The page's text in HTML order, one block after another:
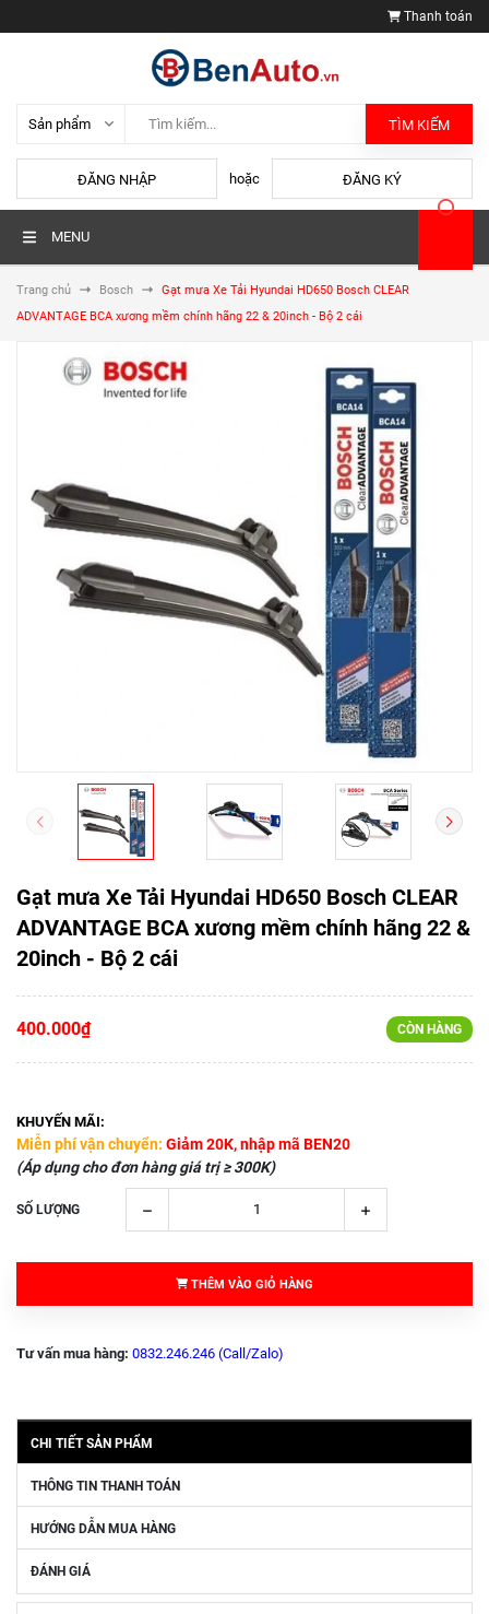
Thanh toán
TÌM KIẾM
ĐĂNG NHẬP hoặc ĐĂNG KÝ
MENU
Trang chủ Bosch
Gạt mưa Xe Tải Hyundai HD650 Bosch CLEAR
ADVANTAGE BCA xương mềm chính hãng 22 & 20inch - Bộ 2 cái
Gạt mưa Xe Tải Hyundai HD650 Bosch CLEAR
ADVANTAGE BCA xương mềm chính hãng 22 &
20inch - Bộ 2 cái
400.000₫ CÒN HÀNG
KHUYẾN MÃI:
Miễn phí vận chuyển: Giảm 20K, nhập mã BEN20
(Áp dụng cho đơn hàng giá trị ≥ 300K)
SỐ LƯỢNG
THÊM VÀO GIỎ HÀNG
Tư vấn mua hàng: 0832.246.246 (Call/Zalo)
CHI TIẾT SẢN PHẨM
THÔNG TIN THANH TOÁN
HƯỚNG DẪN MUA HÀNG
ĐÁNH GIÁ